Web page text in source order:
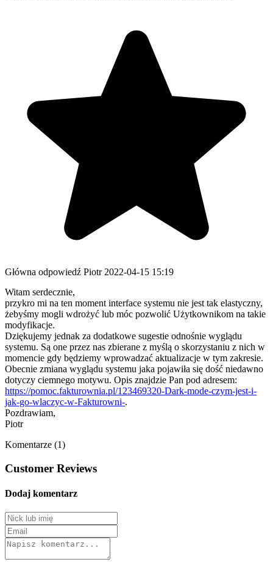
Główna odpowiedź Piotr 2022-04-15 15:19
Witam serdecznie,
przykro mi na ten moment interface systemu nie jest tak elastyczny,
żebyśmy mogli wdrożyć lub móc pozwolić Użytkownikom na takie
modyfikacje.
Dziękujemy jednak za dodatkowe sugestie odnośnie wyglądu
systemu. Są one przez nas zbierane z myślą o skorzystaniu z nich w
momencie gdy będziemy wprowadzać aktualizacje w tym zakresie.
Obecnie zmiana wyglądu systemu jaka pojawiła się dość niedawno
dotyczy ciemnego motywu. Opis znajdzie Pan pod adresem:
https://pomoc.fakturownia.pl/123469320-Dark-mode-czym-jest-i-
jak-go-wlaczyc-w-Fakturowni-.
Pozdrawiam,
Piotr
Komentarze (1)
Customer Reviews
Dodaj komentarz